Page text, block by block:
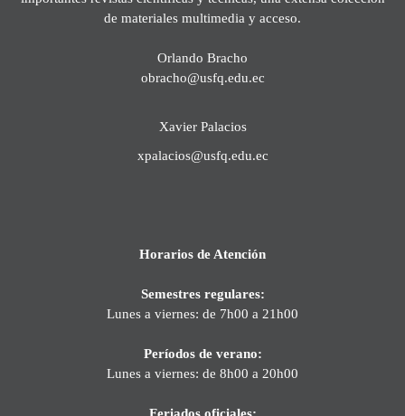
de materiales multimedia y acceso.
Orlando Bracho
obracho@usfq.edu.ec
Xavier Palacios
xpalacios@usfq.edu.ec
Horarios de Atención
Semestres regulares:
Lunes a viernes: de 7h00 a 21h00
Períodos de verano:
Lunes a viernes: de 8h00 a 20h00
Feriados oficiales: